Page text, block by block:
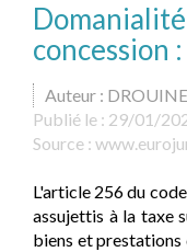
concession
Auteur :
Publié le : 29/01/
Source :
L'article 256 du
assujettis à la taxe
biens et